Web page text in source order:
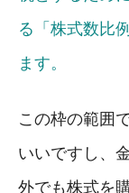
る「株式数比
ます。
この枠の範囲
いいですし、
外でも株式を